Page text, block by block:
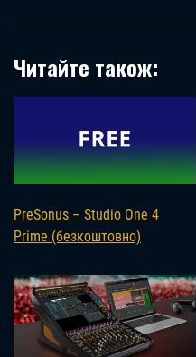
Читайте також:
PreSonus – Studio One 4
Prime (безкоштовно)